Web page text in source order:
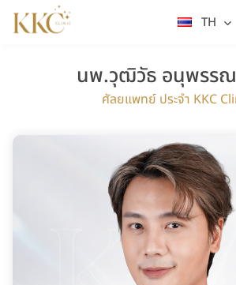
Skip
TH
นพ.วุฒิวัธ อนุพรรณ
ศัลยแพทย์ ประจำ KKC